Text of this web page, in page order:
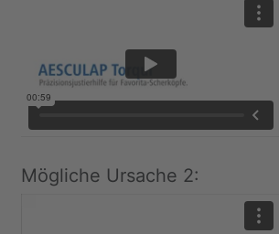
Mögliche Ursache 2: